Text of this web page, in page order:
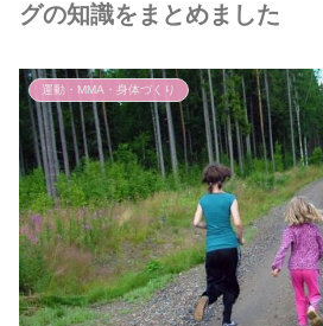
グの知識をまとめました
運動・MMA・身体づくり